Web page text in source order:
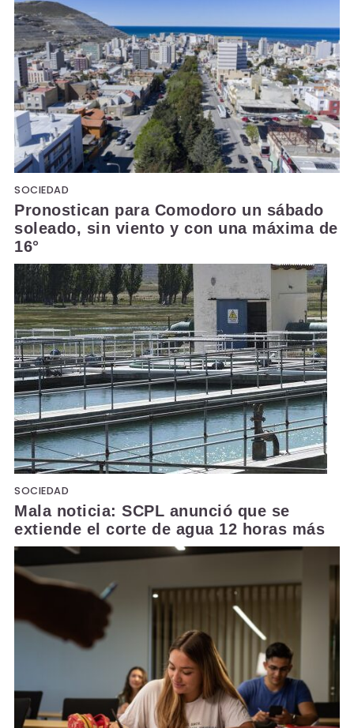
SOCIEDAD
Pronostican para Comodoro un sábado
soleado, sin viento y con una máxima de
16°
SOCIEDAD
Mala noticia: SCPL anunció que se
extiende el corte de agua 12 horas más